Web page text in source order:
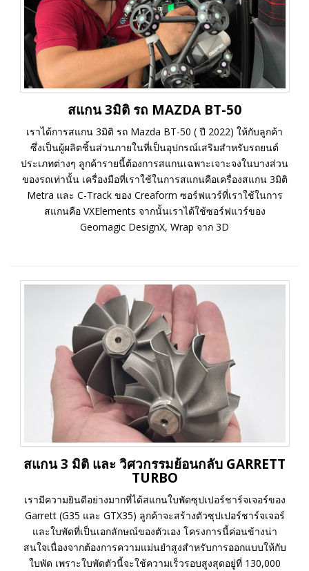
สแกน 3มิติ รถ MAZDA BT-50
เราได้การสแกน 3มิติ รถ Mazda BT-50 ( ปี 2022) ให้กับลูกค้า
ซึ่งเป็นผู้ผลิตชิ้นส่วนภายในที่เป็นอุปกรณ์เสริมสำหรับรถยนต์
ประเภทต่างๆ ลูกค้ารายนี้ต้องการสแกนเฉพาะเจาะจงในบางส่วน
ของรถเท่านั้น เครื่องมือที่เราใช้ในการสแกนคือเครื่องสแกน 3มิติ
Metra และ C-Track ของ Creaform ซอร์ฟแวร์ที่เราใช้ในการ
สแกนคือ VXElements จากนั้นเราได้ใช้ซอร์ฟแวร์ของ
Geomagic DesignX, Wrap จาก 3D
สแกน 3 มิติ และ วิศวกรรมย้อนกลับ GARRETT
TURBO
เรามีความยินดีอย่างมากที่ได้สแกนใบพัดซุปเปอร์ชาร์จเจอร์ของ
Garrett (G35 และ GTX35) ลูกค้าจะสร้างตัวซุปเปอร์ชาร์จเจอร์
และใบพัดที่เป็นเอกลักษณ์ของตัวเอง โครงการนี้ค่อนข้างน่า
สนใจเนื่องจากต้องการความแม่นยำสูงสำหรับการออกแบบให้กับ
ใบพัด เพราะใบพัดตัวนี้จะใช้ความเร็วรอบสูงสุดอยู่ที่ 130,000